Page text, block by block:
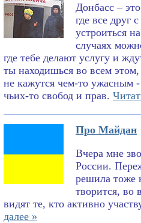
Донбасс –
где все друг
устроиться
случаях
где тебе делают услугу и
ты находишься во всем
не кажутся чем-то ужасным
чьих-то свобод и прав.
Про Майдан
Вчера мне
России.
решила тоже
творится, во
видят те, кто активно
далее »